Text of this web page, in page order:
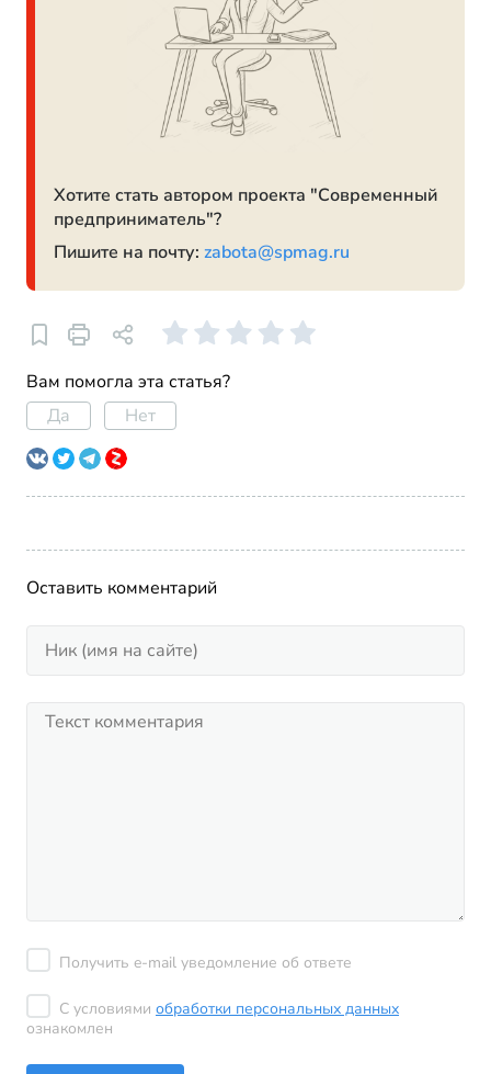
Хотите стать автором проекта "Современный
предприниматель"?
Пишите на почту: zabota@spmag.ru
Вам помогла эта статья?
Да
Нет
Оставить комментарий
Получить e-mail уведомление об ответе
С условиями обработки персональных данных
ознакомлен